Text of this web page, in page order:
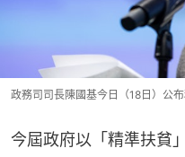
政務司司長陳國基今日（18日）公
今屆政府以「精準扶貧